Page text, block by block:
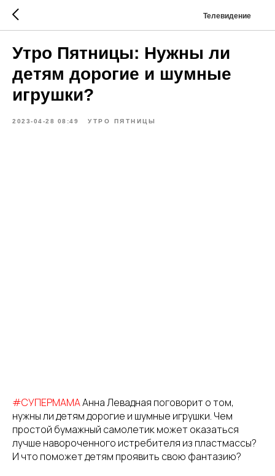
Телевидение
Утро Пятницы: Нужны ли
детям дорогие и шумные
игрушки?
2023-04-28 08:49 УТРО ПЯТНИЦЫ
#СУПЕРМАМААнна Левадная поговорит о том,
нужны ли детям дорогие и шумные игрушки. Чем
простой бумажный самолетик может оказаться
лучше навороченного истребителя из пластмассы?
И что поможет детям проявить свою фантазию?